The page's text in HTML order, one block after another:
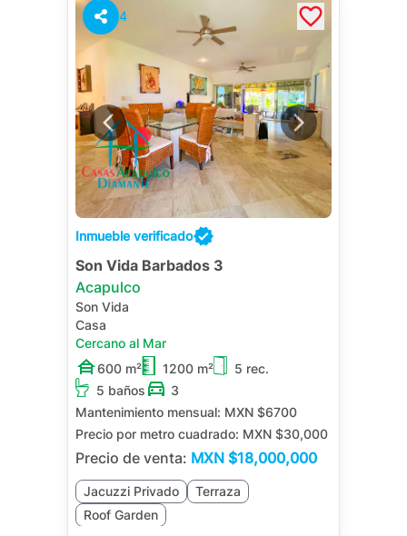
4
Inmueble verificado
Son Vida Barbados 3
Acapulco
Son Vida
Casa
Cercano al Mar
600 m²
1200 m²
5 rec.
5 baños
3
Mantenimiento mensual: MXN $6700
Precio por metro cuadrado: MXN $30,000
Precio de venta: MXN $18,000,000
Jacuzzi Privado
Terraza
Roof Garden